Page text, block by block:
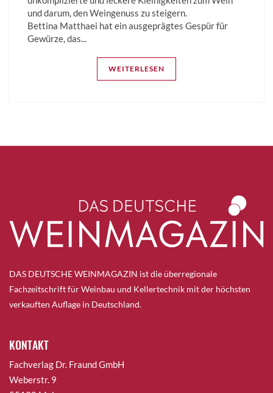
und darum, den Weingenuss zu steigern.
Bettina­ Matthaei hat ein ausgeprägtes Gespür für
Gewürze, das...
WEITERLESEN
DAS DEUTSCHE WEINMAGAZIN ist die überregionale
Fachzeitschrift für Weinbau und Kellertechnik mit der höchsten
verkauften Auflage in Deutschland.
KONTAKT
Fachverlag Dr. Fraund GmbH
Weberstr. 9